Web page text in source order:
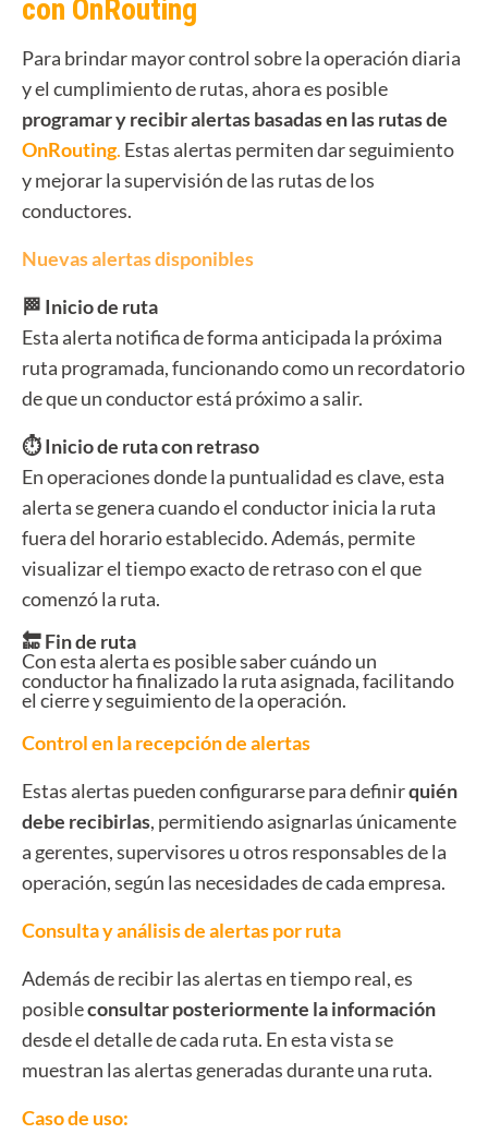
con OnRouting
Para brindar mayor control sobre la operación diaria
y el cumplimiento de rutas, ahora es posible
programar y recibir alertas basadas en las rutas de
OnRouting. Estas alertas permiten dar seguimiento
y mejorar la supervisión de las rutas de los
conductores.
Nuevas alertas disponibles
🏁 Inicio de ruta
Esta alerta notifica de forma anticipada la próxima
ruta programada, funcionando como un recordatorio
de que un conductor está próximo a salir.
⏱️ Inicio de ruta con retraso
En operaciones donde la puntualidad es clave, esta
alerta se genera cuando el conductor inicia la ruta
fuera del horario establecido. Además, permite
visualizar el tiempo exacto de retraso con el que
comenzó la ruta.
🔚 Fin de ruta
Con esta alerta es posible saber cuándo un
conductor ha finalizado la ruta asignada, facilitando
el cierre y seguimiento de la operación.
Control en la recepción de alertas
Estas alertas pueden configurarse para definirquién
debe recibirlas, permitiendo asignarlas únicamente
a gerentes, supervisores u otros responsables de la
operación, según las necesidades de cada empresa.
Consulta y análisis de alertas por ruta
Además de recibir las alertas en tiempo real, es
posibleconsultar posteriormente la información
desde el detalle de cada ruta. En esta vista se
muestran las alertas generadas durante una ruta.
Caso de uso: